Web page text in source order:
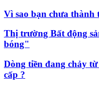
Vì sao bạn chưa thành
Thị trường Bất động
bóng"
Dòng tiền đang chảy
cấp ?